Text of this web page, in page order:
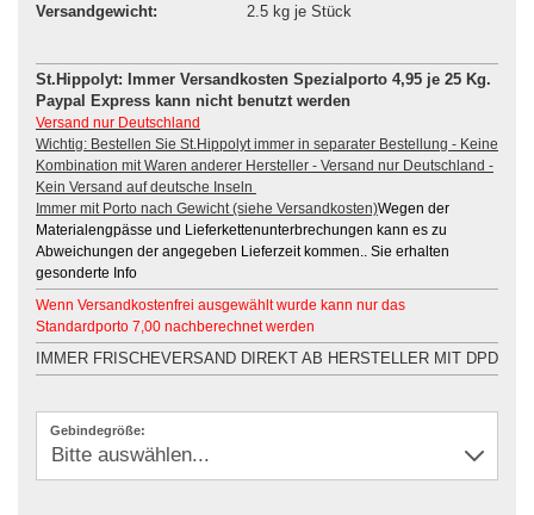
Versandgewicht: 2.5kg je Stück
St.Hippolyt: Immer Versandkosten Spezialporto 4,95 je 25 Kg.
Paypal Express kann nicht benutzt werden
Versand nur Deutschland
Wichtig: Bestellen Sie St.Hippolyt immer in separater Bestellung - Keine
Kombination mit Waren anderer Hersteller - Versand nur Deutschland -
Kein Versand auf deutsche Inseln
Immer mit Porto nach Gewicht (siehe Versandkosten)Wegen der
Materialengpässe und Lieferkettenunterbrechungen kann es zu
Abweichungen der angegeben Lieferzeit kommen.. Sie erhalten
gesonderte Info
Wenn Versandkostenfrei ausgewählt wurde kann nur das
Standardporto 7,00 nachberechnet werden
IMMER FRISCHEVERSAND DIREKT AB HERSTELLER MIT DPD
Gebindegröße: